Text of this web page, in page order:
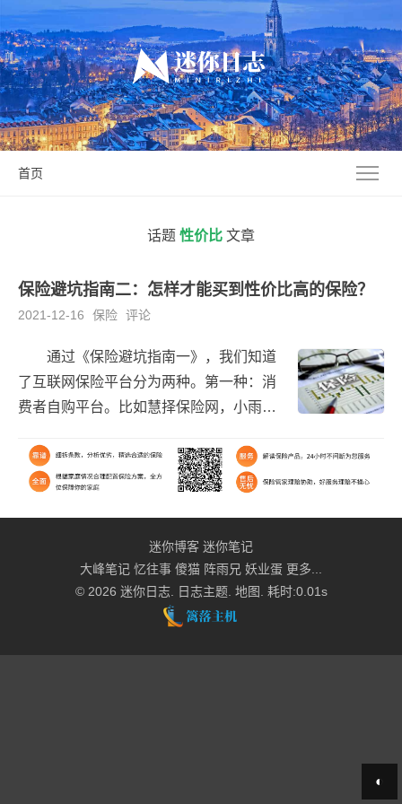
首页
话题 性价比 文章
保险避坑指南二：怎样才能买到性价比高的保险？
2021-12-16 保险 评论
通过《保险避坑指南一》，我们知道
了互联网保险平台分为两种。第一种：消
费者自购平台。比如慧择保险网，小雨伞
独立代理人推广的平台，推广销售有推广
费。比如小雨伞的咔...
迷你博客 迷你笔记
大峰笔记 忆往事 傻猫 阵雨兄 妖业蛋 更多...
© 2026 迷你日志. 日志主题. 地图 . 耗时:0.01s
◐